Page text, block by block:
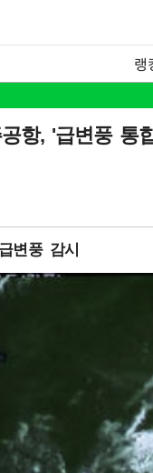
랭
항, '급변풍 통
변풍 감시